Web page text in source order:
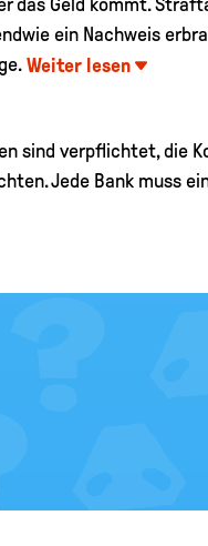
ein Nachweis
Weiter lesen
sind verpflichtet, die
Jede Bank muss